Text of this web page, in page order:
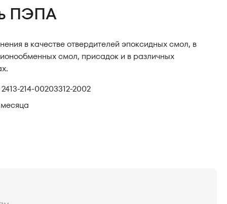
ПЭПА
в качестве отвердителей эпоксидных смол, в
смол, присадок и в различных
214-00203312-2002